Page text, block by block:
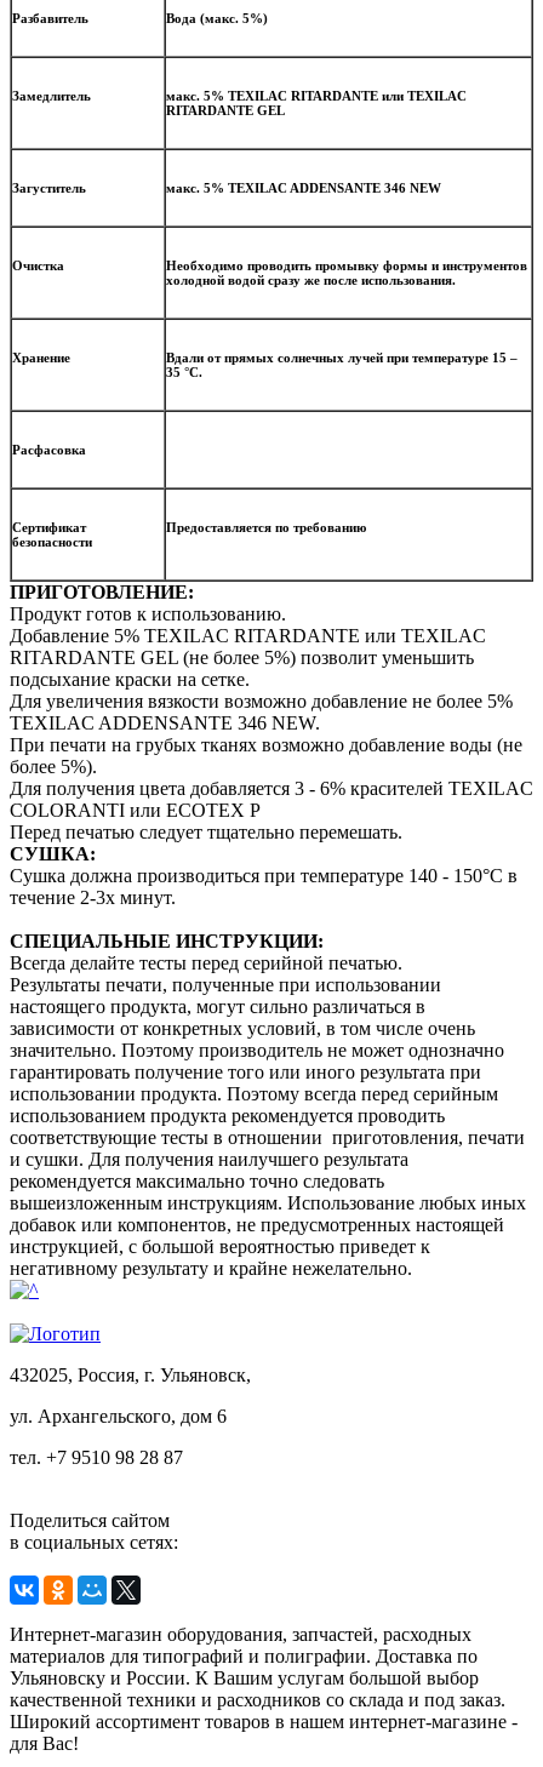
Разбавитель Вода (макс. 5%)
Замедлитель
макс. 5% TEXILAC RITARDANTE или TEXILAC
RITARDANTE GEL
Загуститель макс. 5% TEXILAC ADDENSANTE 346 NEW
Очистка
Необходимо проводить промывку формы и инструментов
холодной водой сразу же после использования.
Хранение
Вдали от прямых солнечных лучей при температуре 15 –
35 °С.
Расфасовка
Сертификат
безопасности
Предоставляется по требованию
ПРИГОТОВЛЕНИЕ:
Продукт готов к использованию.
Добавление 5% TEXILAC RITARDANTE или TEXILAC
RITARDANTE GEL (не более 5%) позволит уменьшить
подсыхание краски на сетке.
Для увеличения вязкости возможно добавление не более 5%
TEXILAC ADDENSANTE 346 NEW.
При печати на грубых тканях возможно добавление воды (не
более 5%).
Для получения цвета добавляется 3 - 6% красителей TEXILAC
COLORANTI или ECOTEX P
Перед печатью следует тщательно перемешать.
СУШКА:
Сушка должна производиться при температуре 140 - 150°С в
течение 2-3х минут.
СПЕЦИАЛЬНЫЕ ИНСТРУКЦИИ:
Всегда делайте тесты перед серийной печатью.
Результаты печати, полученные при использовании
настоящего продукта, могут сильно различаться в
зависимости от конкретных условий, в том числе очень
значительно. Поэтому производитель не может однозначно
гарантировать получение того или иного результата при
использовании продукта. Поэтому всегда перед серийным
использованием продукта рекомендуется проводить
соответствующие тесты в отношении приготовления, печати
и сушки. Для получения наилучшего результата
рекомендуется максимально точно следовать
вышеизложенным инструкциям. Использование любых иных
добавок или компонентов, не предусмотренных настоящей
инструкцией, с большой вероятностью приведет к
негативному результату и крайне нежелательно.
432025, Россия, г. Ульяновск,
ул. Архангельского, дом 6
тел. +7 9510 98 28 87
Поделиться сайтом
в социальных сетях:
Интернет-магазин оборудования, запчастей, расходных
материалов для типографий и полиграфии. Доставка по
Ульяновску и России. К Вашим услугам большой выбор
качественной техники и расходников со склада и под заказ.
Широкий ассортимент товаров в нашем интернет-магазине -
для Вас!